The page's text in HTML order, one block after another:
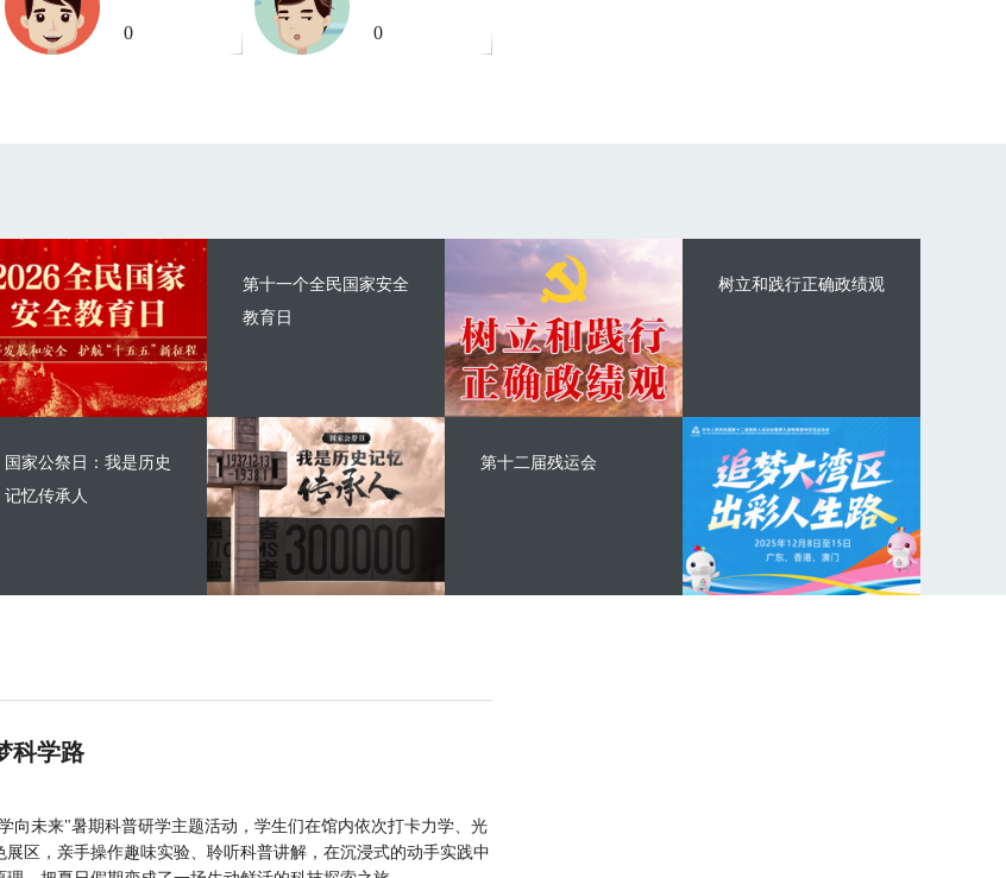
0 0
第十一个全民国家安全
教育日
国家公祭日：我是历史
记忆传承人
树立和践行正确政绩观
第十二届残运会
科学路
向未来"暑期科普研学主题活动，学生们在馆内依次打卡力学、光
展区，亲手操作趣味实验、聆听科普讲解，在沉浸式的动手实践中